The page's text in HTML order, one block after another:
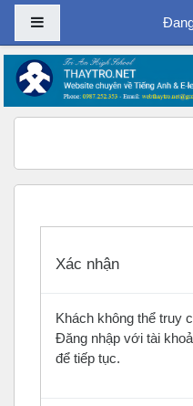
Chuyển tới nội dung chính
Bảng điều khiển cạnh
Xác nhận
Khách không thể truy
Đăng nhập với tài
để tiếp tục.